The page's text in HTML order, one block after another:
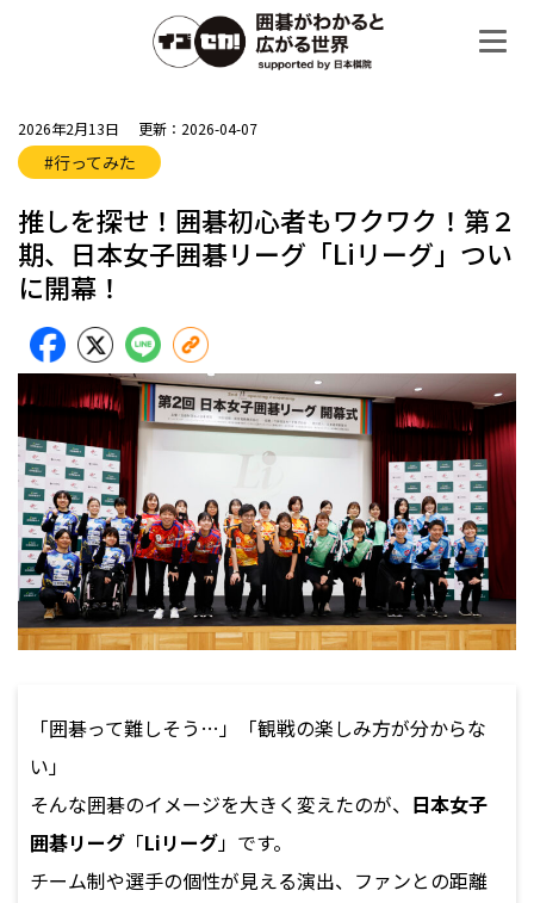
2026年2月13日 更新：2026-04-07
#行ってみた
推しを探せ！囲碁初心者もワクワク！第２
期、日本女子囲碁リーグ「Liリーグ」つい
に開幕！
「囲碁って難しそう…」「観戦の楽しみ方が分からな
い」
そんな囲碁のイメージを大きく変えたのが、 日本女子
囲碁リーグ 「Liリーグ」です。
チーム制や選手の個性が見える演出、ファンとの距離